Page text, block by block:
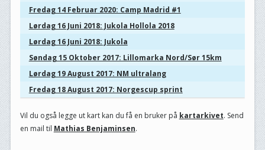
Fredag 14 Februar 2020: Camp Madrid #1
Lørdag 16 Juni 2018: Jukola Hollola 2018
Lørdag 16 Juni 2018: Jukola
Søndag 15 Oktober 2017: Lillomarka Nord/Sør 15km
Lørdag 19 August 2017: NM ultralang
Fredag 18 August 2017: Norgescup sprint
Vil du også legge ut kart kan du få en bruker på kartarkivet. Send
en mail til Mathias Benjaminsen.